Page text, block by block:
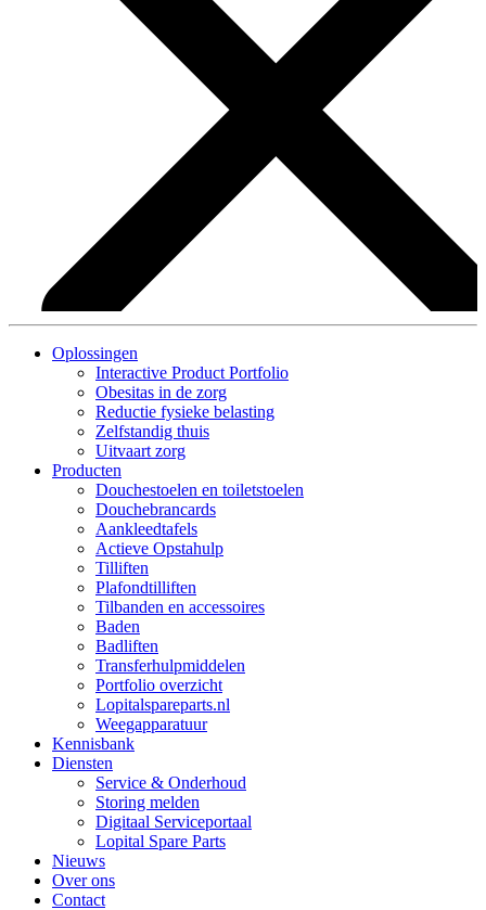
Oplossingen
Interactive Product Portfolio
Obesitas in de zorg
Reductie fysieke belasting
Zelfstandig thuis
Uitvaart zorg
Producten
Douchestoelen en toiletstoelen
Douchebrancards
Aankleedtafels
Actieve Opstahulp
Tilliften
Plafondtilliften
Tilbanden en accessoires
Baden
Badliften
Transferhulpmiddelen
Portfolio overzicht
Lopitalspareparts.nl
Weegapparatuur
Kennisbank
Diensten
Service & Onderhoud
Storing melden
Digitaal Serviceportaal
Lopital Spare Parts
Nieuws
Over ons
Contact